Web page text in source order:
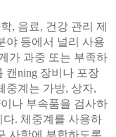
, 음료, 건강 관리 제
야 등에서 널리 사용
가 과중 또는 부족하
캔ning 장비나 포장
중계는 가방, 상자,
나 부속품을 검사하
. 체중계를 사용하
사항에 부합하도록